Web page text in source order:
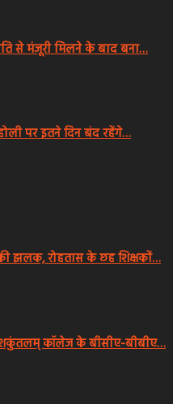
से मंजूरी मिलने के बाद बना…
पर इतने दिन बंद रहेंगे…
झलक, रोहतास के छह शिक्षकों…
शकुंतलम् कॉलेज के बीसीए-बीबीए…